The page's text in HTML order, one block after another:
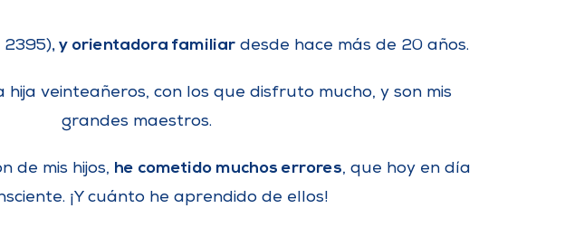
2395), y orientadora familiardesde hace más de 20 años.
hija veinteañeros, con los que disfruto mucho, y son mis
grandes maestros.
de mis hijos, he cometido muchos errores, que hoy en día
¡Y cuánto he aprendido de ellos!